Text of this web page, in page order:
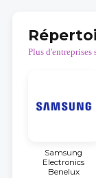
Plus d'entreprises
Samsung
Electronics
Benelux